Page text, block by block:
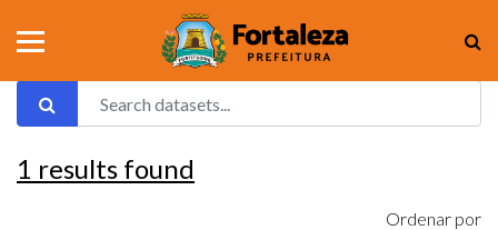
1 results found
Ordenar por